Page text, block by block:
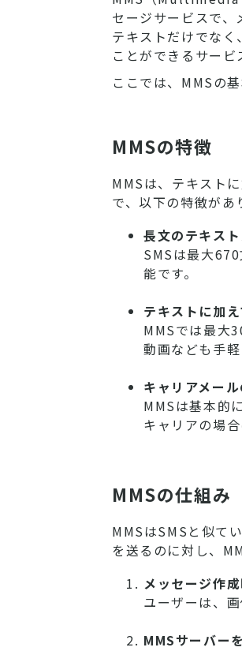
セージサービスで、
テキストだけでな
ことができるサービ
ここでは、MMSの
MMSの特徴
MMSは、テキスト
で、以下の特徴があ
長文のテキス
SMSは最大
能です。
テキストに加
MMSでは最大
動画なども手軽
キャリアメー
MMSは基本的
キャリアの場
MMSの仕組み
MMSはSMSと似て
を送るのに対し、
メッセージ作
ユーザーは、
MMSサーバー